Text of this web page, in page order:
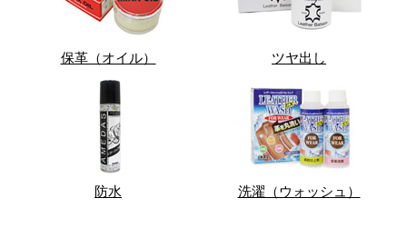
保革（オイル） ツヤ出し
防水 洗濯（ウォッシュ）